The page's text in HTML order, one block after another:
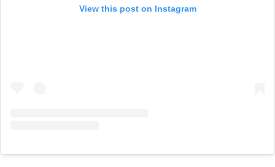
View this post on Instagram